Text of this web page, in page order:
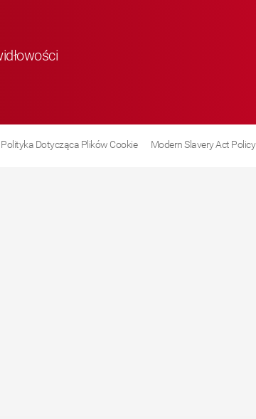
Polityka Dotycząca Plików Cookie Modern Slavery Act Policy